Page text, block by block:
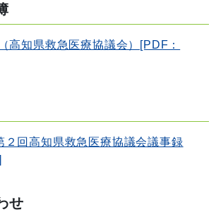
高知県救急医療協議会）[PDF：
２回高知県救急医療協議会議事録
せ